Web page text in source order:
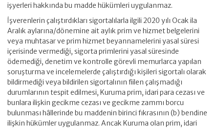
işyerleri hakkında bu madde hükümleri uygulanmaz.
İşverenlerin çalıştırdıkları sigortalılarla ilgili 2020 yılı Ocak ila
Aralık aylarına/dönemine ait aylık prim ve hizmet belgelerini
veya muhtasar ve prim hizmet beyannamelerini yasal süresi
içerisinde vermediği, sigorta primlerini yasal süresinde
ödemediği, denetim ve kontrolle görevli memurlarca yapılan
soruşturma ve incelemelerde çalıştırdığı kişileri sigortalı olarak
bildirmediği veya bildirilen sigortalının fiilen çalışmadığı
durumlarının tespit edilmesi, Kuruma prim, idari para cezası ve
bunlara ilişkin gecikme cezası ve gecikme zammı borcu
bulunması hâllerinde bu maddenin birinci fıkrasının (b) bendine
ilişkin hükümler uygulanmaz. Ancak Kuruma olan prim, idari